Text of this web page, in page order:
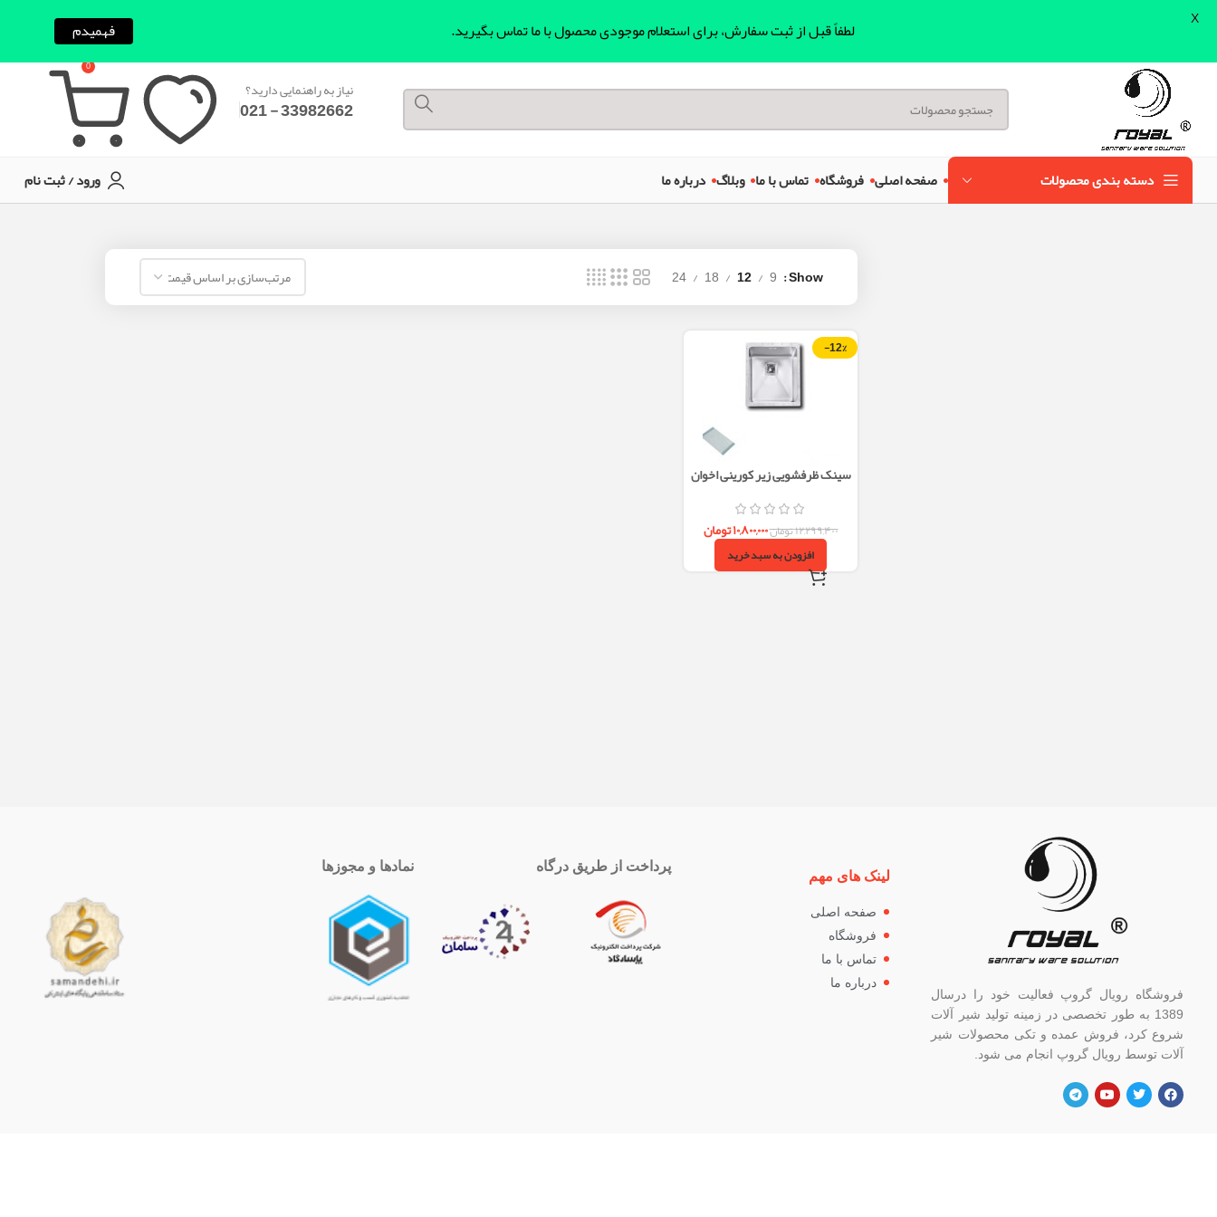
نیاز به راهنمایی دارید؟
33982662 - 021
0
دسته بندی محصولات صفحه اصلی فروشگاه تماس با ما وبلاگ درباره ما ورود / ثبت نام
Show
9
12
18
24
-12%
سینک ظرفشویی زیر کورینی اخوان
۱۲,۲۹۹,۴۰۰تومان۱۰,۸۰۰,۰۰۰تومان
افزودن به سبد خرید
فروشگاه رویال گروپ فعالیت خود را درسال
1389 به طور تخصصی در زمینه تولید شیر آلات
شروع کرد، فروش عمده و تکی محصولات شیر
آلات توسط رویال گروپ انجام می شود.
لینک های مهم
صفحه اصلی
فروشگاه
تماس با ما
درباره ما
پرداخت از طریق درگاه نمادها و مجوزها
لطفاً قبل از ثبت سفارش، برای استعلام موجودی محصول با ما تماس بگیرید. فهمیدم X